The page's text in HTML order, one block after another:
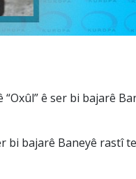
ê ser bi bajarê
bi bajarê Baneyê rastî